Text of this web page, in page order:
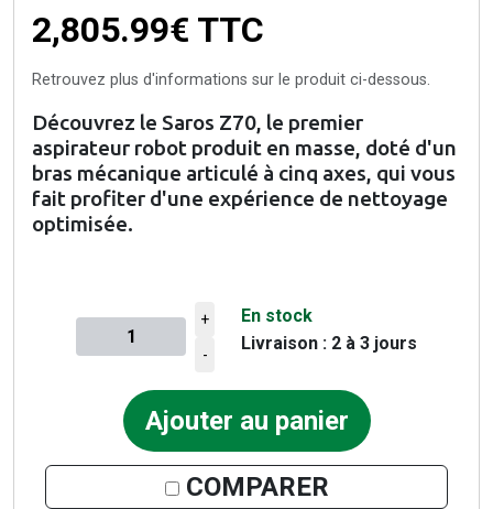
2,805.99€ TTC
Retrouvez plus d'informations sur le produit ci-dessous.
Découvrez le Saros Z70, le premier
aspirateur robot produit en masse, doté d'un
bras mécanique articulé à cinq axes, qui vous
fait profiter d'une expérience de nettoyage
optimisée.
Quantité à ajouter au panier
+
-
En stock
Livraison : 2 à 3 jours
Ajouter au panier
COMPARER